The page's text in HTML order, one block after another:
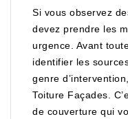
Si vous observez
devez prendre les
urgence. Avant
identifier les
genre
Toiture Façades.
de couverture qui